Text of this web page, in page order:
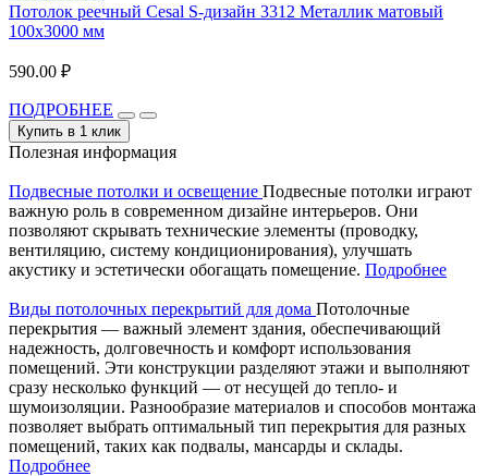
Потолок реечный Cesal S-дизайн 3312 Металлик матовый
100х3000 мм
590.00 ₽
ПОДРОБНЕЕ
Купить в 1 клик
Полезная информация
Подвесные потолки и освещение Подвесные потолки играют
важную роль в современном дизайне интерьеров. Они
позволяют скрывать технические элементы (проводку,
вентиляцию, систему кондиционирования), улучшать
акустику и эстетически обогащать помещение. Подробнее
Виды потолочных перекрытий для дома Потолочные
перекрытия — важный элемент здания, обеспечивающий
надежность, долговечность и комфорт использования
помещений. Эти конструкции разделяют этажи и выполняют
сразу несколько функций — от несущей до тепло- и
шумоизоляции. Разнообразие материалов и способов монтажа
позволяет выбрать оптимальный тип перекрытия для разных
помещений, таких как подвалы, мансарды и склады.
Подробнее